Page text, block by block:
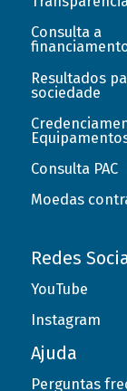
Consulta a
Resultados
sociedade
Consulta PAC
Moedas
Redes
YouTube
Instagram
Ajuda
Perguntas